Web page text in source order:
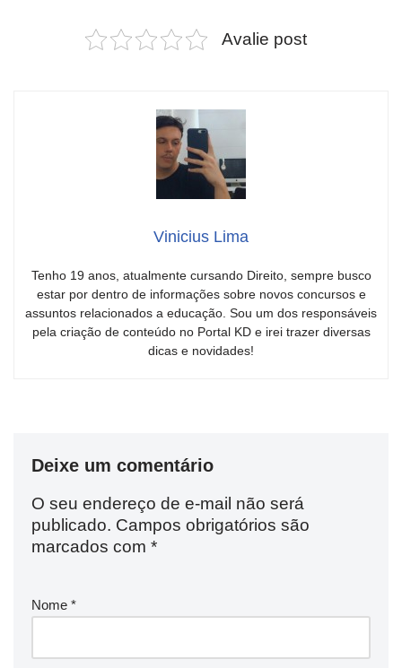
Avalie post
Vinicius Lima
Tenho 19 anos, atualmente cursando Direito, sempre busco
estar por dentro de informações sobre novos concursos e
assuntos relacionados a educação. Sou um dos responsáveis
pela criação de conteúdo no Portal KD e irei trazer diversas
dicas e novidades!
Deixe um comentário
O seu endereço de e-mail não será
publicado. Campos obrigatórios são
marcados com *
Nome *